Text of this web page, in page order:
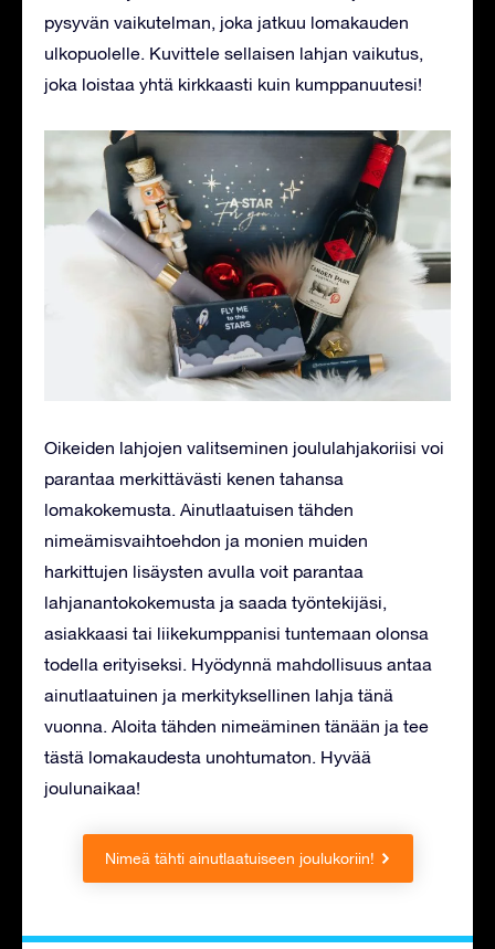
pysyvän vaikutelman, joka jatkuu lomakauden
ulkopuolelle. Kuvittele sellaisen lahjan vaikutus,
joka loistaa yhtä kirkkaasti kuin kumppanuutesi!
Oikeiden lahjojen valitseminen joululahjakoriisi voi
parantaa merkittävästi kenen tahansa
lomakokemusta. Ainutlaatuisen tähden
nimeämisvaihtoehdon ja monien muiden
harkittujen lisäysten avulla voit parantaa
lahjanantokokemusta ja saada työntekijäsi,
asiakkaasi tai liikekumppanisi tuntemaan olonsa
todella erityiseksi. Hyödynnä mahdollisuus antaa
ainutlaatuinen ja merkityksellinen lahja tänä
vuonna. Aloita tähden nimeäminen tänään ja tee
tästä lomakaudesta unohtumaton. Hyvää
joulunaikaa!
Nimeä tähti ainutlaatuiseen joulukoriin!